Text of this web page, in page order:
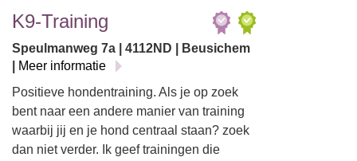
K9-Training
Speulmanweg 7a | 4112ND | Beusichem
Meer informatie
Positieve hondentraining. Als je op zoek
bent naar een andere manier van training
waarbij jij en je hond centraal staan? zoek
dan niet verder. Ik geef trainingen die